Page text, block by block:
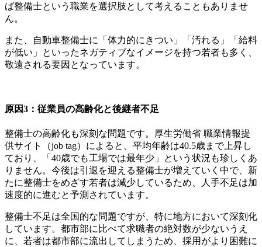
ば整備士という職業を選択肢として考えることもありませ
ん。
また、自動車整備士に「体力的にきつい」「汚れる」「給料
が低い」といったネガティブなイメージを持つ若者も多く、
敬遠される要因となっています。
原因3：従業員の高齢化と後継者不足
整備士の高齢化も深刻な問題です。厚生労働省 職業情報提
供サイト（job tag）によると、平均年齢は40.5歳まで上昇し
ており、「40歳でも工場では最年少」という状況も珍しくあ
りません。今後は引退を迎える整備士が増えていく中で、新
たに整備士をめざす若者は減少しているため、人手不足は加
速度的に進むと予測されています。
整備士不足は全国的な問題ですが、特に地方において深刻化
しています。都市部に比べて求職者の絶対数が少ないうえ
に、若者は都市部に流出してしまうため、採用がより困難に